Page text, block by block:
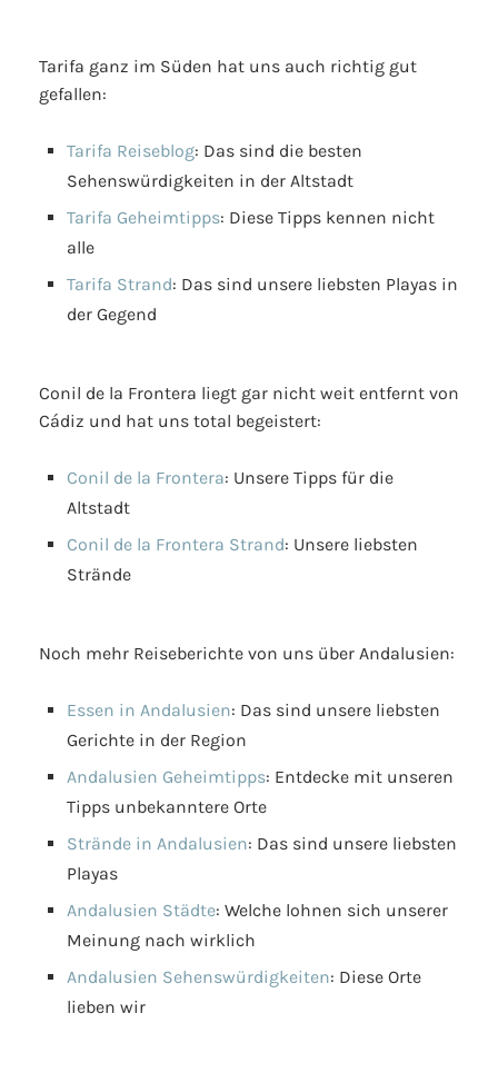
Tarifa ganz im Süden hat uns auch richtig gut
gefallen:
Tarifa Reiseblog: Das sind die besten
Sehenswürdigkeiten in der Altstadt
Tarifa Geheimtipps: Diese Tipps kennen nicht
alle
Tarifa Strand: Das sind unsere liebsten Playas in
der Gegend
Conil de la Frontera liegt gar nicht weit entfernt von
Cádiz und hat uns total begeistert:
Conil de la Frontera: Unsere Tipps für die
Altstadt
Conil de la Frontera Strand: Unsere liebsten
Strände
Noch mehr Reiseberichte von uns über Andalusien:
Essen in Andalusien: Das sind unsere liebsten
Gerichte in der Region
Andalusien Geheimtipps: Entdecke mit unseren
Tipps unbekanntere Orte
Strände in Andalusien: Das sind unsere liebsten
Playas
Andalusien Städte: Welche lohnen sich unserer
Meinung nach wirklich
Andalusien Sehenswürdigkeiten: Diese Orte
lieben wir